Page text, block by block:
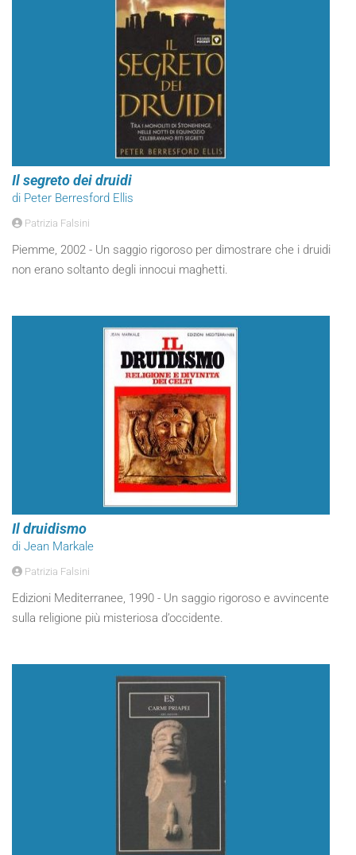
Il segreto dei druidi
di Peter Berresford Ellis
Patrizia Falsini
Piemme, 2002 - Un saggio rigoroso per dimostrare che i druidi
non erano soltanto degli innocui maghetti.
Il druidismo
di Jean Markale
Patrizia Falsini
Edizioni Mediterranee, 1990 - Un saggio rigoroso e avvincente
sulla religione più misteriosa d’occidente.